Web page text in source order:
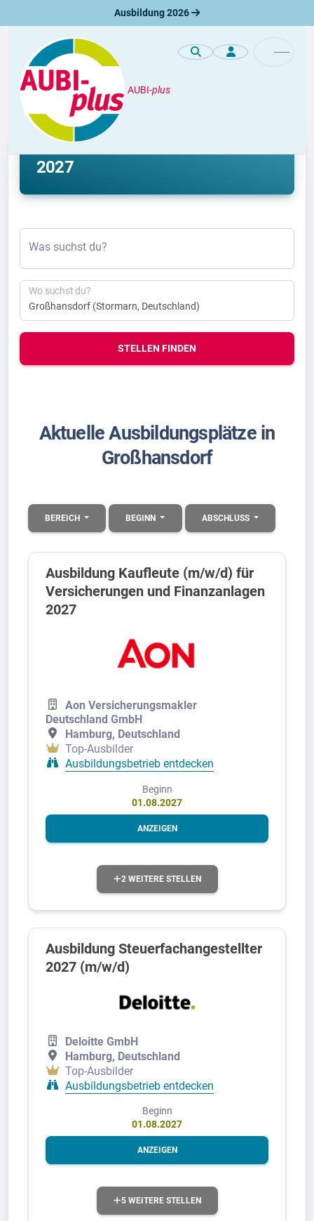
Ausbildung 2026
AUBI-plus
Ausbildung
Ausbildung Großhansdorf 2026 &
2027
Was suchst du?
Wo suchst du?
STELLEN FINDEN
Aktuelle Ausbildungsplätze in
Großhansdorf
BEREICH BEGINN ABSCHLUSS
Ausbildung Kaufleute (m/w/d) für
Versicherungen und Finanzanlagen
2027
Aon Versicherungsmakler
Deutschland GmbH
Hamburg, Deutschland
Top-Ausbilder
Ausbildungsbetrieb entdecken
Beginn
01.08.2027
ANZEIGEN
2 WEITERE STELLEN
Ausbildung Steuerfachangestellter
2027 (m/w/d)
Deloitte GmbH
Hamburg, Deutschland
Top-Ausbilder
Ausbildungsbetrieb entdecken
Beginn
01.08.2027
ANZEIGEN
5 WEITERE STELLEN